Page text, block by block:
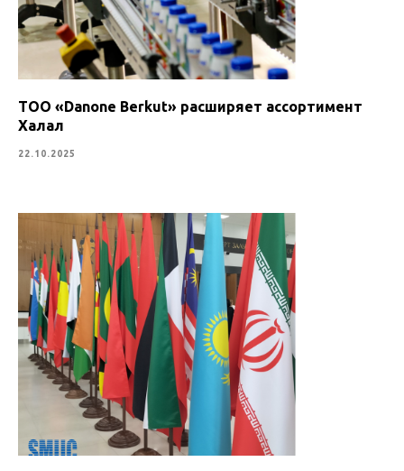
ТОО «Danone Berkut» расширяет ассортимент
Халал
22.10.2025